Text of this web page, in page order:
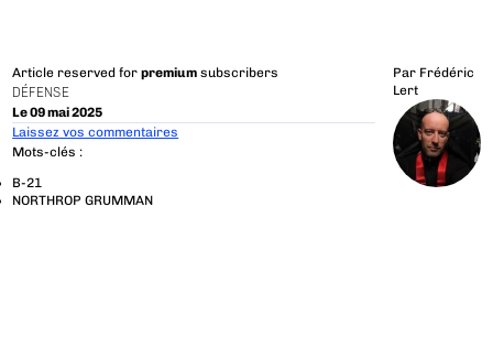
Article reserved forpremium subscribers
DÉFENSE
Le 09 mai 2025
Par Frédéric
Lert
Laissez vos commentaires
Mots-clés :
B-21
NORTHROP GRUMMAN